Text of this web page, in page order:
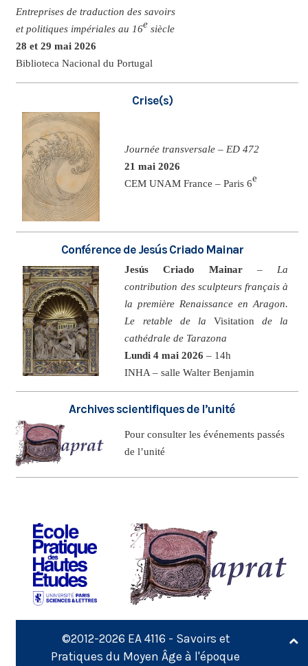
Entreprises de traduction des savoirs
et politiques impériales au 16e siècle
28 et 29 mai 2026
Biblioteca Nacional du Portugal
Crise(s)
Journée transversale – ED 472
21 mai 2026
CEM UNAM France – Paris 6e
Conférence de Jesús Criado Mainar
Jesús Criado Mainar – La
contribution des sculpteurs français à
la première Renaissance en Aragon.
Le retable de la Visitation de la
cathédrale de Tarazona
Lundi 4 mai 2026 – 14h
INHA – salle Walter Benjamin
Archives scientifiques de l’unité
Pour consulter les événements passés
de l’unité
©2012-2026 EA 4116 - Savoirs et
Pratiques du Moyen Âge à l'époque